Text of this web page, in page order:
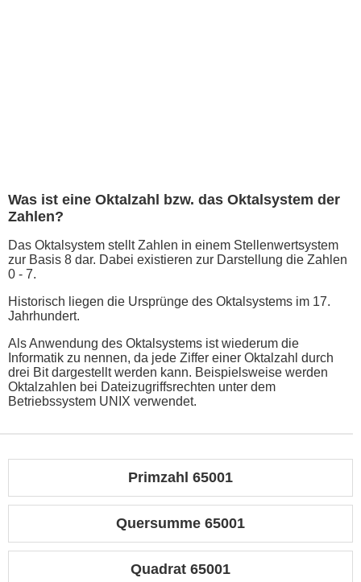
Was ist eine Oktalzahl bzw. das Oktalsystem der
Zahlen?
Das Oktalsystem stellt Zahlen in einem Stellenwertsystem
zur Basis 8 dar. Dabei existieren zur Darstellung die Zahlen
0 - 7.
Historisch liegen die Ursprünge des Oktalsystems im 17.
Jahrhundert.
Als Anwendung des Oktalsystems ist wiederum die
Informatik zu nennen, da jede Ziffer einer Oktalzahl durch
drei Bit dargestellt werden kann. Beispielsweise werden
Oktalzahlen bei Dateizugriffsrechten unter dem
Betriebssystem UNIX verwendet.
Primzahl 65001
Quersumme 65001
Quadrat 65001